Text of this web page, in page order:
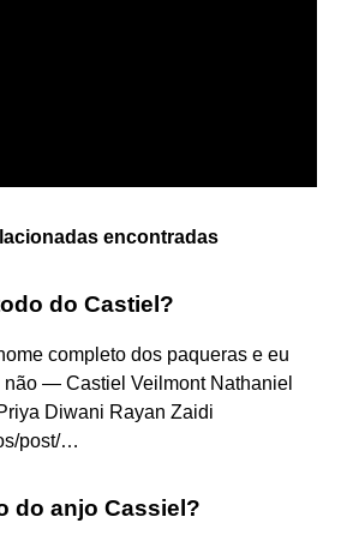
encontradas
do Castiel?
completo dos paqueras e eu
— Castiel Veilmont Nathaniel
Diwani Rayan Zaidi
post/…
do anjo Cassiel?